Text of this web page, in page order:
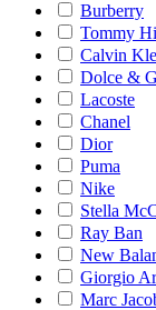
Burberry
Tommy
Calvin
Dolce &
Lacoste
Chanel
Dior
Puma
Nike
Stella
Ray Ban
New
Giorgio
Marc